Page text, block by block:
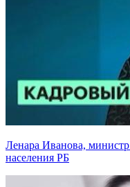
Ленара Иванова,
населения РБ